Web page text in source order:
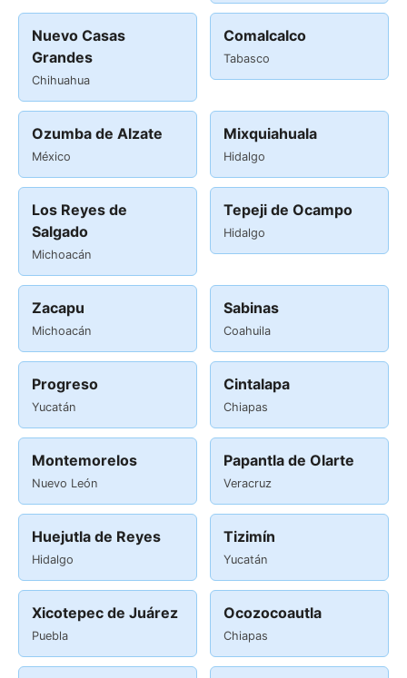
Nuevo Casas
Grandes
Chihuahua
Comalcalco
Tabasco
Ozumba de Alzate
México
Mixquiahuala
Hidalgo
Los Reyes de
Salgado
Michoacán
Tepeji de Ocampo
Hidalgo
Zacapu
Michoacán
Sabinas
Coahuila
Progreso
Yucatán
Cintalapa
Chiapas
Montemorelos
Nuevo León
Papantla de Olarte
Veracruz
Huejutla de Reyes
Hidalgo
Tizimín
Yucatán
Xicotepec de Juárez
Puebla
Ocozocoautla
Chiapas